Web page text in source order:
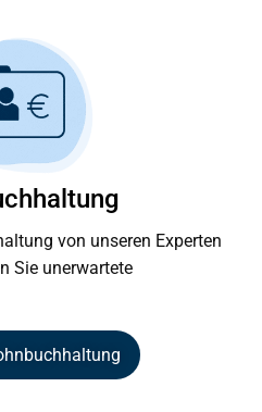
von unseren Experten
Sie unerwartete